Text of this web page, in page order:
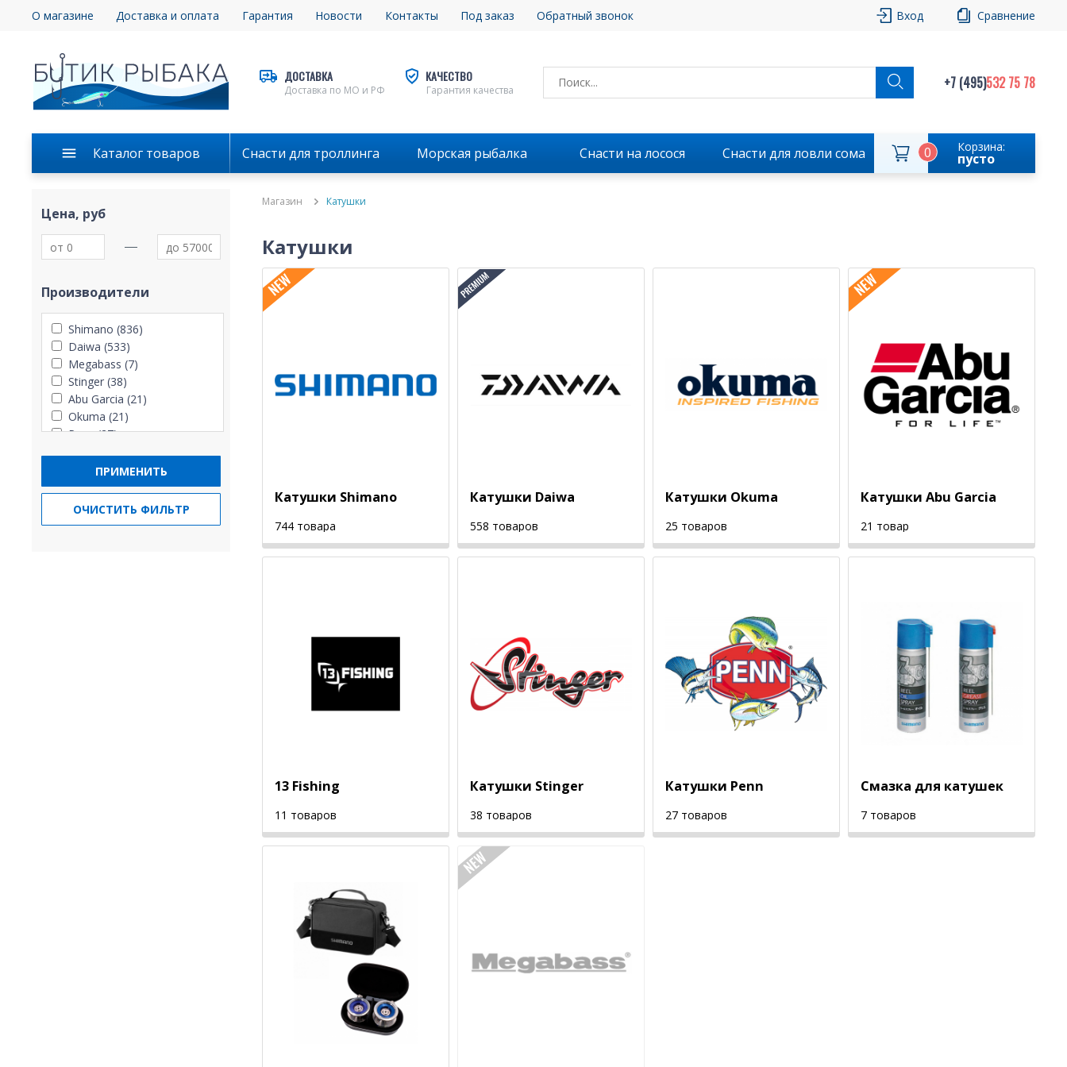
О магазине Доставка и оплата Гарантия Новости Контакты Под заказ Обратный звонок Вход Сравнение
ДОСТАВКА
Доставка по МО и РФ
КАЧЕСТВО
Гарантия качества +7 (495)532 75 78
Каталог товаров Снасти для троллинга Морская рыбалка Снасти на лосося Снасти для ловли сома Корзина:
пусто
0
Цена, руб
Производители
Shimano (836)
Daiwa (533)
Megabass (7)
Stinger (38)
Abu Garcia (21)
Okuma (21)
Penn (27)
ПРИМЕНИТЬ
ОЧИСТИТЬ ФИЛЬТР
Магазин Катушки
Катушки
Катушки Shimano
744 товара
Катушки Daiwa
558 товаров
Катушки Okuma
25 товаров
Катушки Abu Garcia
21 товар
13 Fishing
11 товаров
Катушки Stinger
38 товаров
Катушки Penn
27 товаров
Смазка для катушек
7 товаров